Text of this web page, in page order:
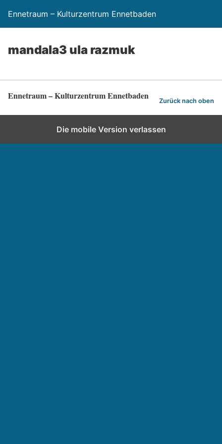
Ennetraum – Kulturzentrum Ennetbaden
mandala3 ula razmuk
Ennetraum – Kulturzentrum Ennetbaden Zurück nach oben
Die mobile Version verlassen